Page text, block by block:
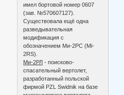
имел бортовой номер 0607
(зав. №570607127).
Существовала ещё одна
разведывательная
модификация с
обозначением Ми-2РС (Mi-
2RS).
Ми-2РЛ - поисково-
спасательный вертолет,
разработанный польской
фирмой PZL Swidnik на базе